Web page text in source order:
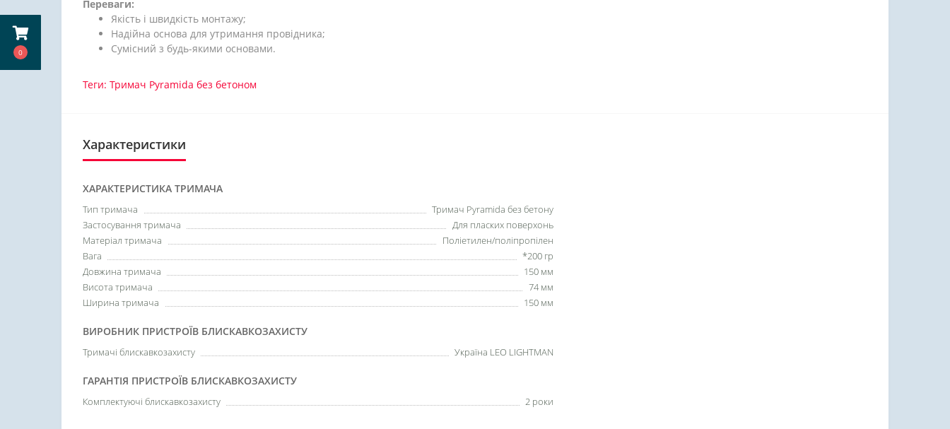
0
Переваги:
Якість і швидкість монтажу;
Надійна основа для утримання провідника;
Сумісний з будь-якими основами.
Теги: Тримач Pyramida без бетоном
Характеристики
ХАРАКТЕРИСТИКА ТРИМАЧА
Тип тримача
Тримач Pyramida без бетону
Застосування тримача
Для пласких поверхонь
Матеріал тримача
Поліетилен/поліпропілен
Вага
*200 гр
Довжина тримача
150 мм
Висота тримача
74 мм
Ширина тримача
150 мм
ВИРОБНИК ПРИСТРОЇВ БЛИСКАВКОЗАХИСТУ
Тримачі блискавкозахисту Україна LEO LIGHTMAN
ГАРАНТІЯ ПРИСТРОЇВ БЛИСКАВКОЗАХИСТУ
Комплектуючі блискавкозахисту 2 роки